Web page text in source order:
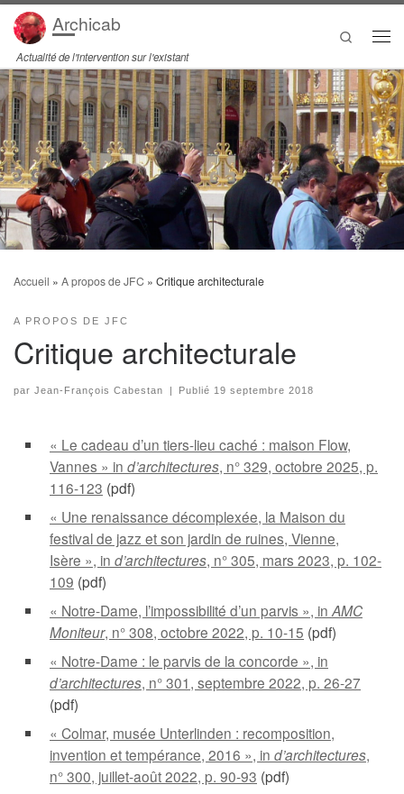
Passer au contenu
Archicab
Actualité de l'intervention sur l'existant
Search
Accueil » A propos de JFC » Critique architecturale
A PROPOS DE JFC
Critique architecturale
par Jean-François Cabestan Publié 19 septembre 2018
« Le cadeau d’un tiers-lieu caché : maison Flow,
Vannes » in d’architectures, n° 329, octobre 2025, p.
116-123 (pdf)
« Une renaissance décomplexée, la Maison du
festival de jazz et son jardin de ruines, Vienne,
Isère », in d’architectures, n° 305, mars 2023, p. 102-
109 (pdf)
« Notre-Dame, l’impossibilité d’un parvis », in AMC
Moniteur, n° 308, octobre 2022, p. 10-15 (pdf)
« Notre-Dame : le parvis de la concorde », in
d’architectures, n° 301, septembre 2022, p. 26-27
(pdf)
« Colmar, musée Unterlinden : recomposition,
invention et tempérance, 2016 », in d’architectures,
n° 300, juillet-août 2022, p. 90-93 (pdf)